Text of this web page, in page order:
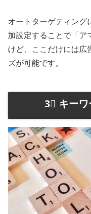
オートターゲティング
加設定することで「ア
けど、ここだけには広
ズが可能です。
3⃣ キーワ